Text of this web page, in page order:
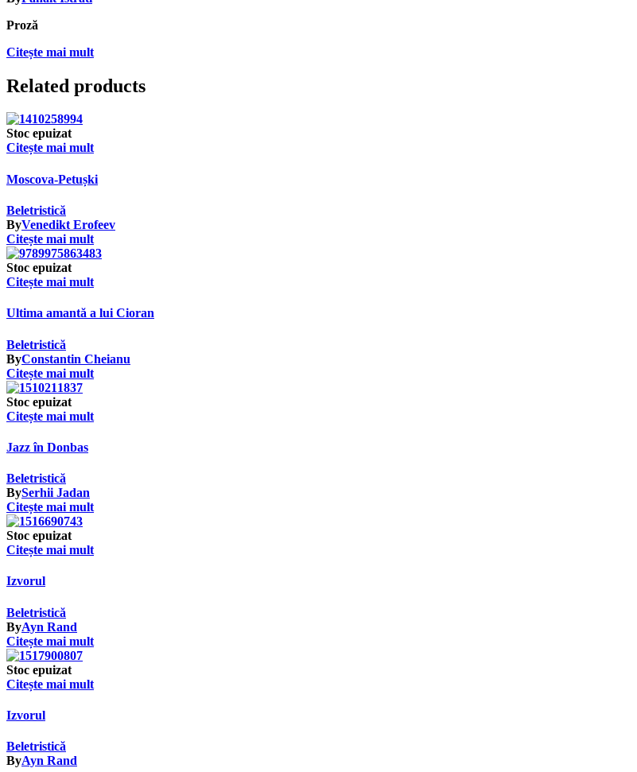
Proză
Citește mai mult
Related products
Stoc epuizat
Citește mai mult
Moscova-Petușki
Beletristică
ByVenedikt Erofeev
Citește mai mult
Stoc epuizat
Citește mai mult
Ultima amantă a lui Cioran
Beletristică
ByConstantin Cheianu
Citește mai mult
Stoc epuizat
Citește mai mult
Jazz în Donbas
Beletristică
BySerhii Jadan
Citește mai mult
Stoc epuizat
Citește mai mult
Izvorul
Beletristică
ByAyn Rand
Citește mai mult
Stoc epuizat
Citește mai mult
Izvorul
Beletristică
ByAyn Rand